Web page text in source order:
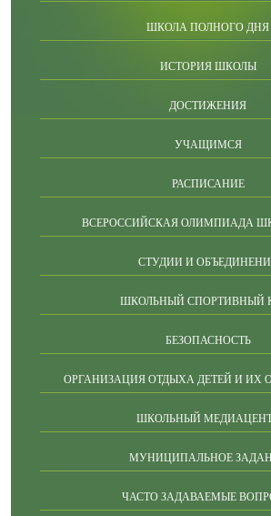
ШКОЛА ПОЛНОГО ДНЯ
ИСТОРИЯ ШКОЛЫ
ДОСТИЖЕНИЯ
УЧАЩИМСЯ
РАСПИСАНИЕ
ВСЕРОССИЙСКАЯ ОЛИМПИАДА
СТУДИИ И
ШКОЛЬНЫЙ СПОРТИВНЫЙ
БЕЗОПАСНОСТЬ
ОРГАНИЗАЦИЯ ОТДЫХА ДЕТЕЙ И ИХ
ШКОЛЬНЫЙ
МУНИЦИПАЛЬНОЕ
ЧАСТО ЗАДАВАЕМЫЕ